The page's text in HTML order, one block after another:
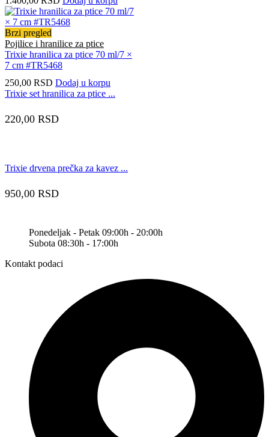
Brzi pregled
Pojilice i hranilice za ptice
Trixie hranilica za ptice 70 ml/7 ×
7 cm #TR5468
250,00 RSD Dodaj u korpu
Trixie set hranilica za ptice ...
220,00 RSD
Trixie drvena prečka za kavez ...
950,00 RSD
Ponedeljak - Petak 09:00h - 20:00h
Subota 08:30h - 17:00h
Kontakt podaci